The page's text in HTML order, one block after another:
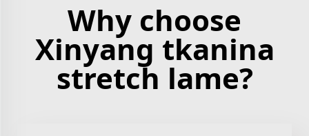
Why choose
Xinyang tkanina
stretch lame?